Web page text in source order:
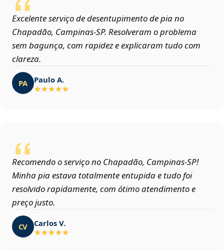
Excelente serviço de desentupimento de pia no
Chapadão, Campinas‑SP. Resolveram o problema
sem bagunça, com rapidez e explicaram tudo com
clareza.
PA Paulo A.
Recomendo o serviço no Chapadão, Campinas‑SP!
Minha pia estava totalmente entupida e tudo foi
resolvido rapidamente, com ótimo atendimento e
preço justo.
CV Carlos V.